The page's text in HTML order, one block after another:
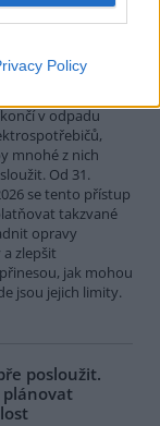
Policy
v odpadu
mnohé z nich
Od 31.
se tento přístup
takzvané
opravy
zlepšit
jak mohou
jsou jejich limity.
posloužit.
plánovat